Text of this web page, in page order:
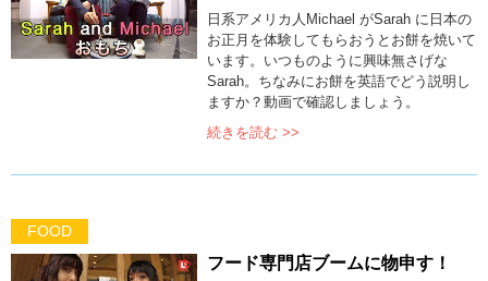
日系アメリカ人Michael がSarah に日本の
お正月を体験してもらおうとお餅を焼いて
います。いつものように興味無さげな
Sarah。ちなみにお餅を英語でどう説明し
ますか？動画で確認しましょう。
続きを読む >>
FOOD
フード専門店ブームに物申す！